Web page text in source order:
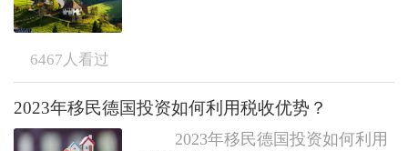
6467 人看过
2023年移民德国投资如何利用税收优势？
2023年移民德国投资如何利用